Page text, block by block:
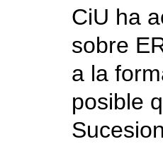
CiU ha
sobre
a la
posible